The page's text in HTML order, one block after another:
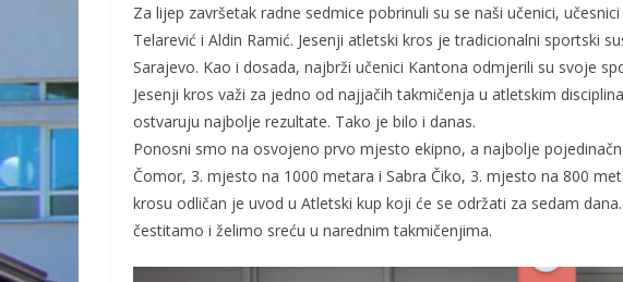
Za lijep završetak radne sedmice pobrinuli su se naši učenici,
Telarević i Aldin Ramić. Jesenji atletski kros je tradicionalni sportski
Sarajevo. Kao i dosada, najbrži učenici Kantona odmjerili su svoje
Jesenji kros važi za jedno od najjačih takmičenja u atletskim
ostvaruju najbolje rezultate. Tako je bilo i danas.
Ponosni smo na osvojeno prvo mjesto ekipno, a najbolje
Čomor, 3. mjesto na 1000 metara i Sabra Čiko, 3. mjesto na 800
krosu odličan je uvod u Atletski kup koji će se održati za sedam
čestitamo i želimo sreću u narednim takmičenjima.